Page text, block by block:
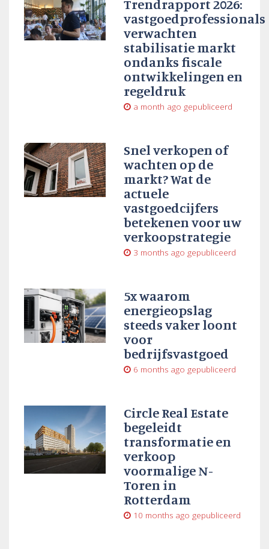
Trendrapport 2026:
vastgoedprofessionals
verwachten
stabilisatie markt
ondanks fiscale
ontwikkelingen en
regeldruk
a month ago gepubliceerd
Snel verkopen of
wachten op de
markt? Wat de
actuele
vastgoedcijfers
betekenen voor uw
verkoopstrategie
3 months ago gepubliceerd
5x waarom
energieopslag
steeds vaker loont
voor
bedrijfsvastgoed
6 months ago gepubliceerd
Circle Real Estate
begeleidt
transformatie en
verkoop
voormalige N-
Toren in
Rotterdam
10 months ago gepubliceerd